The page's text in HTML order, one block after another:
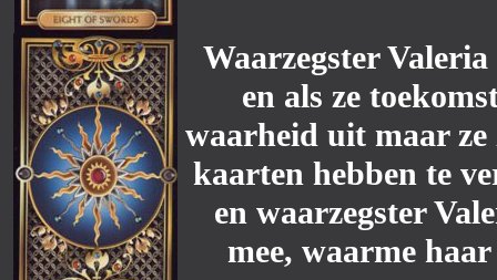
Waarzegster
en als ze
waarheid uit maar ze
kaarten hebben te
en waarzegster
mee, waarme